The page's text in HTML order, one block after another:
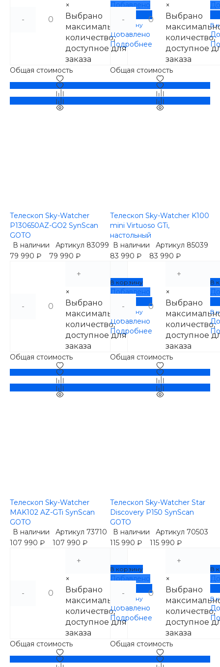
-
×
Выбрано
максимальное
количество,
доступное для
заказа
Добавлено
Подробнее
В корзину
Добавлено
Подробнее
Общая стоимость
-
×
Выбрано
количество,
доступное
заказа
В
Общая стоимость
Телескоп Sky-Watcher
P130650AZ-GO2 SynScan
GOTO
В наличии
Артикул 83099
79 990 ₽
79 990 ₽
-
+
×
Выбрано
максимальное
количество,
доступное для
заказа
В корзину
Добавлено
Подробнее
В корзину
Добавлено
Подробнее
Общая стоимость
Телескоп Sky-Watcher K100
mini Virtuoso GTi,
настольный
В наличии
Артикул 85039
83 990 ₽
83 990 ₽
-
+
×
Выбрано
количество,
доступное
заказа
В
В
Общая стоимость
Телескоп Sky-Watcher
MAK102 AZ-GTi SynScan
GOTO
В наличии
Артикул 73710
107 990 ₽
107 990 ₽
-
+
×
Выбрано
максимальное
количество,
доступное для
заказа
В корзину
Добавлено
Подробнее
В корзину
Добавлено
Подробнее
Общая стоимость
Телескоп Sky-Watcher Star
Discovery P150 SynScan
GOTO
В наличии
Артикул 70503
115 990 ₽
115 990 ₽
-
+
×
Выбрано
количество,
доступное
заказа
В
В
Общая стоимость